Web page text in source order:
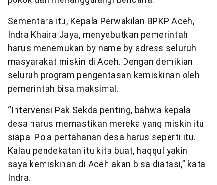
Sementara itu, Kepala Perwakilan BPKP Aceh,
Indra Khaira Jaya, menyebutkan pemerintah
harus menemukan by name by adress seluruh
masyarakat miskin di Aceh. Dengan demikian
seluruh program pengentasan kemiskinan oleh
pemerintah bisa maksimal.
“Intervensi Pak Sekda penting, bahwa kepala
desa harus memastikan mereka yang miskin itu
siapa. Pola pertahanan desa harus seperti itu.
Kalau pendekatan itu kita buat, haqqul yakin
saya kemiskinan di Aceh akan bisa diatasi,” kata
Indra.